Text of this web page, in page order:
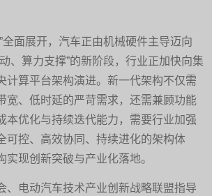
全面展开，汽车正由机械硬件主导迈向
、算力支撑”的新阶段，行业正加快向集
计算平台架构演进。新一代架构不仅需
宽、低时延的严苛需求，还需兼顾功能
本优化与持续迭代能力，需要行业加强
可控、高效协同、持续进化的架构体
实现创新突破与产业化落地。
、电动汽车技术产业创新战略联盟指导